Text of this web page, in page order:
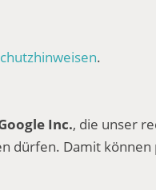
.
Inc., die unser
dürfen. Damit